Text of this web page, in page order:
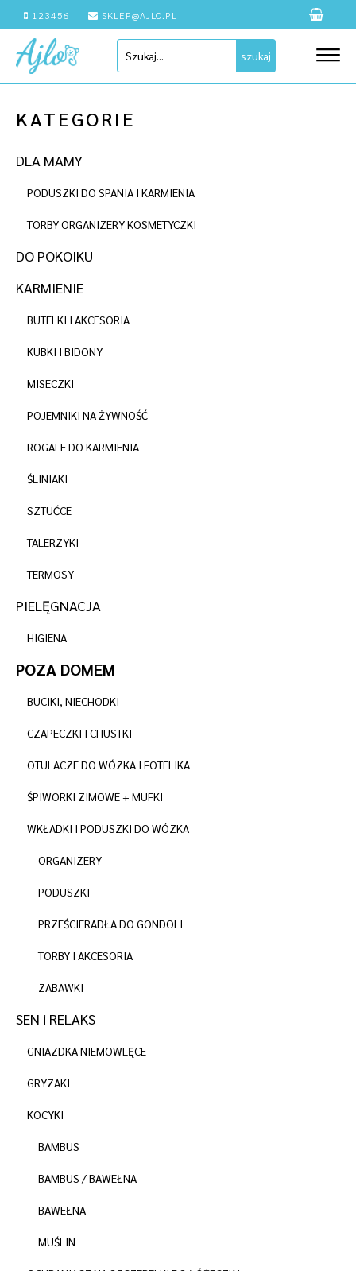
123456 SKLEP@AJLO.PL
szukaj
KATEGORIE
DLA MAMY
PODUSZKI DO SPANIA I KARMIENIA
TORBY ORGANIZERY KOSMETYCZKI
DO POKOIKU
KARMIENIE
BUTELKI I AKCESORIA
KUBKI I BIDONY
MISECZKI
POJEMNIKI NA ŻYWNOŚĆ
ROGALE DO KARMIENIA
ŚLINIAKI
SZTUĆCE
TALERZYKI
TERMOSY
PIELĘGNACJA
HIGIENA
POZA DOMEM
BUCIKI, NIECHODKI
CZAPECZKI I CHUSTKI
OTULACZE DO WÓZKA I FOTELIKA
ŚPIWORKI ZIMOWE + MUFKI
WKŁADKI I PODUSZKI DO WÓZKA
ORGANIZERY
PODUSZKI
PRZEŚCIERADŁA DO GONDOLI
TORBY I AKCESORIA
ZABAWKI
SEN i RELAKS
GNIAZDKA NIEMOWLĘCE
GRYZAKI
KOCYKI
BAMBUS
BAMBUS / BAWEŁNA
BAWEŁNA
MUŚLIN